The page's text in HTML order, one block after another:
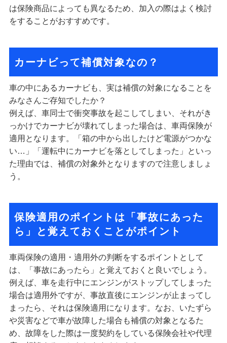
は保険商品によっても異なるため、加入の際はよく検討
をすることがおすすめです。
カーナビって補償対象なの？
車の中にあるカーナビも、実は補償の対象になることを
みなさんご存知でしたか？
例えば、車同士で衝突事故を起こしてしまい、それがき
っかけでカーナビが壊れてしまった場合は、車両保険が
適用となります。「箱の中から出したけど電源がつかな
い…」「運転中にカーナビを落としてしまった」といっ
た理由では、補償の対象外となりますので注意しましょ
う。
保険適用のポイントは「事故にあった
ら」と覚えておくことがポイント
車両保険の適用・適用外の判断をするポイントとして
は、「事故にあったら」と覚えておくと良いでしょう。
例えば、車を走行中にエンジンがストップしてしまった
場合は適用外ですが、事故直後にエンジンが止まってし
まったら、それは保険適用になります。なお、いたずら
や災害などで車が故障した場合も補償の対象となるた
め、故障をした際は一度契約をしている保険会社や代理